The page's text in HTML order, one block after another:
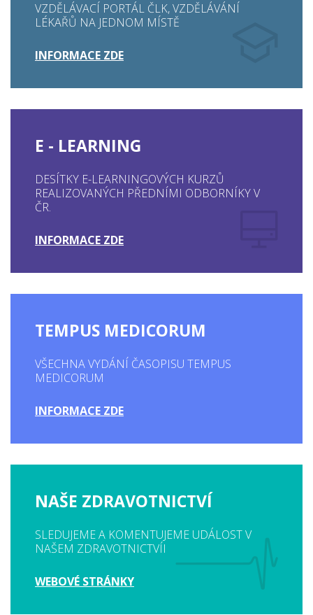
VZDĚLÁVACÍ PORTÁL ČLK, VZDĚLÁVÁNÍ
LÉKAŘŮ NA JEDNOM MÍSTĚ
INFORMACE ZDE
E - LEARNING
DESÍTKY E-LEARNINGOVÝCH KURZŮ
REALIZOVANÝCH PŘEDNÍMI ODBORNÍKY V
ČR.
INFORMACE ZDE
TEMPUS MEDICORUM
VŠECHNA VYDÁNÍ ČASOPISU TEMPUS
MEDICORUM
INFORMACE ZDE
NAŠE ZDRAVOTNICTVÍ
SLEDUJEME A KOMENTUJEME UDÁLOST V
NAŠEM ZDRAVOTNICTVÍI
WEBOVÉ STRÁNKY